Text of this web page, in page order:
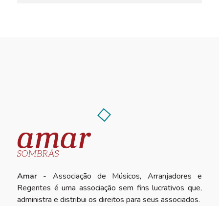
Amar - Associação de Músicos, Arranjadores e
Regentes é uma associação sem fins lucrativos que,
administra e distribui os direitos para seus associados.